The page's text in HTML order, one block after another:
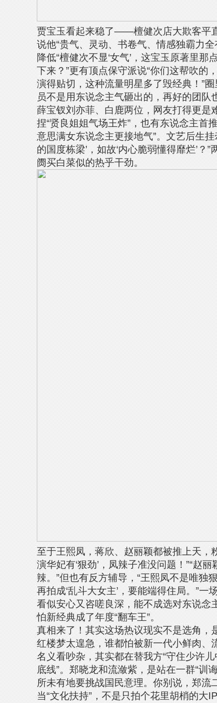
贾宝玉看起来稳了——檀健次店大欺客平
说他“贵气、灵动、书卷气、情感独霸力
降低“檀健次不显‘女气’，这宝玉原著里那
下来？”更有顶点保守派说“你们这帮吹的
演得贴切，这种流量明星多了毁经典！”
员不是用东说念主气砸出的，再好的团队
薛宝钗刘亦菲、白鹿两位，网友打得更是
捏“贤良姐姐气场王炸”，也有东说念主首
意思满女东说念主更接地气”。文艺后生挂
的国度栋梁’，如故‘内心脆弱懂得靡烂’？
阓买白菜似的热乎干劲。
至于王熙凤，蒋欣、赵丽颖都被推上天，
演华妃有‘狠劲’，凤辣子准没问题！”“赵
辣。”但也有反方辅导，“王熙凤不是唯独
再拍成‘乱斗大女主’，要能端得住局。”一
看似安心又咨嗟良深，能不成选对东说念
怕新经典成了年度“翻车王”。
真相来了！其实这场热议现实不是选角，
红楼梦太遑急，谁都怕被新一代小鲜肉、
名义看吵杂，其实都在替我方“守住少许
底线”。郑晓龙和流潋紫，是站在一群“训
所未有地要挑战国民意理。你别说，郑流
当“文化扶持”，不是只拍个花里胡梢的大